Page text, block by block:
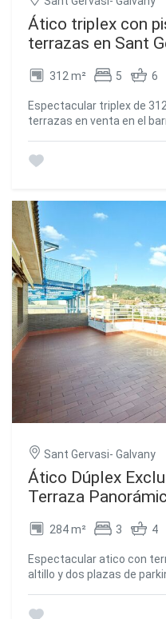
Ático triplex con
terrazas en Sant
312 m² 5 6
Espectacular triplex de
terrazas en venta en el
grandes terrazas y vista
privada. En la 1ª Planta encontramos: entrada principal, el
dormitorio principal con
privada de 30m2. Otro
baño en suite. En la 2ª Planta se encuentra: gran salón-
comedor, dispone de
terraza que da toda la
baño completo, armarios y un vestidor.
con todos los
TV encastada (doble
despensa+ 1 bodega.
completo y armarios. En
terraza, piscina
verano puede quedar al exterior. 1
parqué de madera y
regulables y toldos
Sant Gervasi- Galvany
Ático Dúplex
Terraza
284 m² 3 4
Espectacular atico con
altillo y dos plazas de